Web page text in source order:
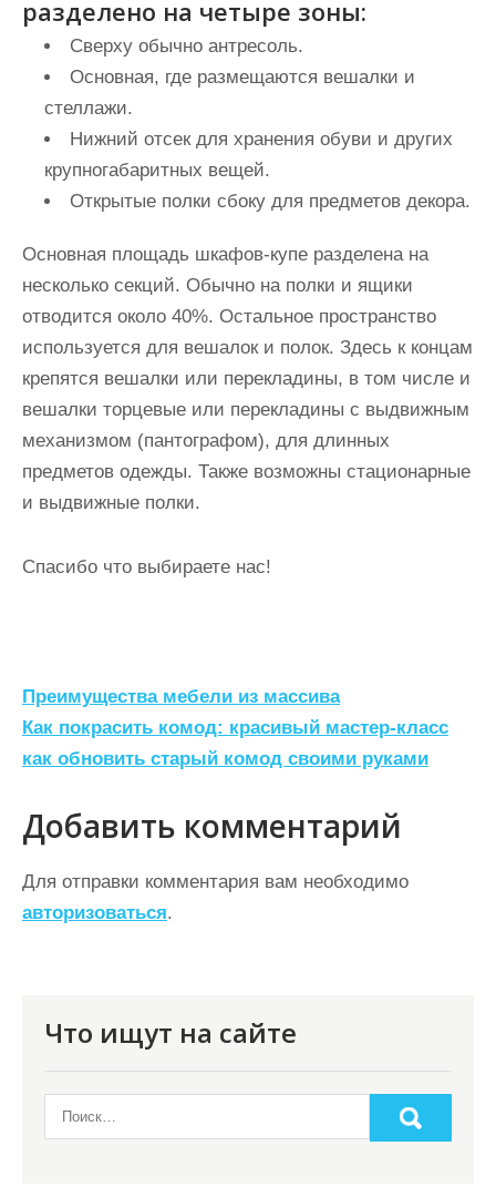
разделено на четыре зоны:
Сверху обычно антресоль.
Основная, где размещаются вешалки и
стеллажи.
Нижний отсек для хранения обуви и других
крупногабаритных вещей.
Открытые полки сбоку для предметов декора.
Основная площадь шкафов-купе разделена на
несколько секций. Обычно на полки и ящики
отводится около 40%. Остальное пространство
используется для вешалок и полок. Здесь к концам
крепятся вешалки или перекладины, в том числе и
вешалки торцевые или перекладины с выдвижным
механизмом (пантографом), для длинных
предметов одежды. Также возможны стационарные
и выдвижные полки.
Спасибо что выбираете нас!
Н
а
в
и
г
а
ц
Преимущества мебели из массива
Как покрасить комод: красивый мастер-класс
как обновить старый комод своими руками
Добавить комментарий
Для отправки комментария вам необходимо
авторизоваться.
Что ищут на сайте